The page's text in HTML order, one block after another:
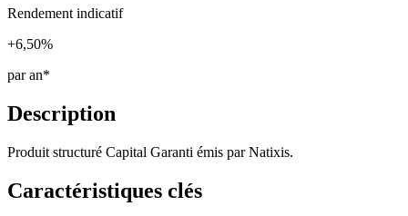
Rendement indicatif
+6,50%
par an*
Description
Produit structuré Capital Garanti émis par Natixis.
Caractéristiques clés